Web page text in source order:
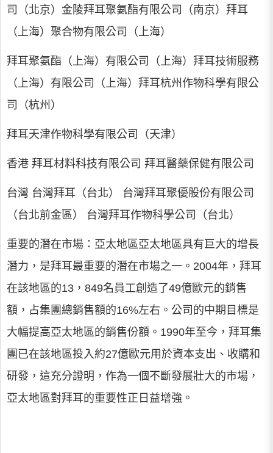
司（北京）金陵拜耳聚氨酯有限公司（南京）拜耳
（上海）聚合物有限公司（上海）
拜耳聚氨酯（上海）有限公司（上海）拜耳技術服務
（上海）有限公司（上海）拜耳杭州作物科學有限公
司（杭州）
拜耳天津作物科學有限公司（天津）
香港 拜耳材料科技有限公司 拜耳醫藥保健有限公司
台灣 台灣拜耳（台北） 台灣拜耳聚優股份有限公司
（台北前金區） 台灣拜耳作物科學公司（台北）
重要的潛在市場：亞太地區亞太地區具有巨大的增長
潛力，是拜耳最重要的潛在市場之一。2004年，拜耳
在該地區的13，849名員工創造了49億歐元的銷售
額，占集團總銷售額的16%左右。公司的中期目標是
大幅提高亞太地區的銷售份額。1990年至今，拜耳集
團已在該地區投入約27億歐元用於資本支出、收購和
研發，這充分證明，作為一個不斷發展壯大的市場，
亞太地區對拜耳的重要性正日益增強。